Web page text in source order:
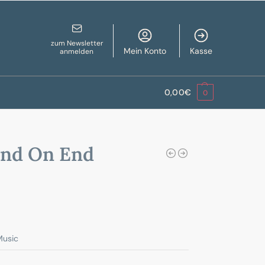
zum Newsletter
anmelden
Mein Konto Kasse
0,00€ 0
On End